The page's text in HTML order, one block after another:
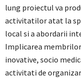
lung proiectul va
activitatilor atat la
local si a abordarii
Implicarea
inovative, socio
activitati de